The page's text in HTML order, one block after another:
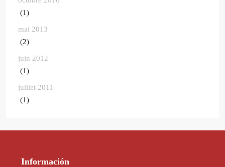
(1)
mai 2013
(2)
juin 2012
(1)
juillet 2011
(1)
Información